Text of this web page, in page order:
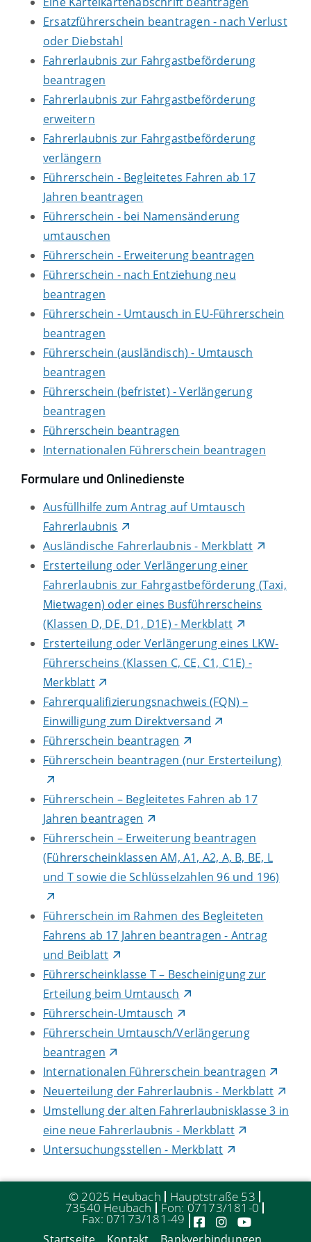
Ersatzführerschein beantragen - nach Verlust
oder Diebstahl
Fahrerlaubnis zur Fahrgastbeförderung
beantragen
Fahrerlaubnis zur Fahrgastbeförderung
erweitern
Fahrerlaubnis zur Fahrgastbeförderung
verlängern
Führerschein - Begleitetes Fahren ab 17
Jahren beantragen
Führerschein - bei Namensänderung
umtauschen
Führerschein - Erweiterung beantragen
Führerschein - nach Entziehung neu
beantragen
Führerschein - Umtausch in EU-Führerschein
beantragen
Führerschein (ausländisch) - Umtausch
beantragen
Führerschein (befristet) - Verlängerung
beantragen
Führerschein beantragen
Internationalen Führerschein beantragen
Formulare und Onlinedienste
Ausfüllhilfe zum Antrag auf Umtausch
Fahrerlaubnis
Ausländische Fahrerlaubnis - Merkblatt
Ersterteilung oder Verlängerung einer
Fahrerlaubnis zur Fahrgastbeförderung (Taxi,
Mietwagen) oder eines Busführerscheins
(Klassen D, DE, D1, D1E) - Merkblatt
Ersterteilung oder Verlängerung eines LKW-
Führerscheins (Klassen C, CE, C1, C1E) -
Merkblatt
Fahrerqualifizierungsnachweis (FQN) –
Einwilligung zum Direktversand
Führerschein beantragen
Führerschein beantragen (nur Ersterteilung)
Führerschein – Begleitetes Fahren ab 17
Jahren beantragen
Führerschein – Erweiterung beantragen
(Führerscheinklassen AM, A1, A2, A, B, BE, L
und T sowie die Schlüsselzahlen 96 und 196)
Führerschein im Rahmen des Begleiteten
Fahrens ab 17 Jahren beantragen - Antrag
und Beiblatt
Führerscheinklasse T – Bescheinigung zur
Erteilung beim Umtausch
Führerschein-Umtausch
Führerschein Umtausch/Verlängerung
beantragen
Internationalen Führerschein beantragen
Neuerteilung der Fahrerlaubnis - Merkblatt
Umstellung der alten Fahrerlaubnisklasse 3 in
eine neue Fahrerlaubnis - Merkblatt
Untersuchungsstellen - Merkblatt
© 2025 Heubach Hauptstraße 53
73540 Heubach Fon: 07173/181-0
Fax: 07173/181-49